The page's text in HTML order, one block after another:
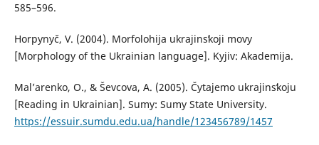
585–596.
Horpynyč, V. (2004). Morfolohija ukrajinsʹkoji movy
[Morphology of the Ukrainian language]. Kyjiv: Akademija.
Mal’arenko, O., & Ševcova, A. (2005). Čytajemo ukrajinsʹkoju
[Reading in Ukrainian]. Sumy: Sumy State University.
https://essuir.sumdu.edu.ua/handle/123456789/1457